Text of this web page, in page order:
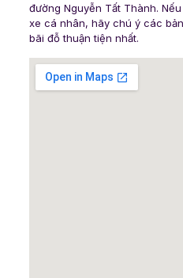
đường Nguyễn Tất Thành.
xe cá nhân, hãy chú ý các
bãi đỗ thuận tiện nhất.